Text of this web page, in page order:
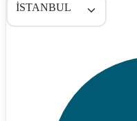
İSTANBUL